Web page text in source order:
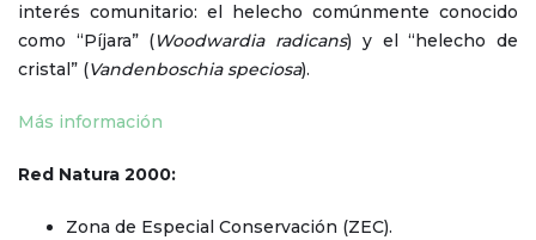
interés comunitario: el helecho comúnmente conocido
como “Píjara” (Woodwardia radicans) y el “helecho de
cristal” (Vandenboschia speciosa).
Más información
Red Natura 2000:
Zona de Especial Conservación (ZEC).